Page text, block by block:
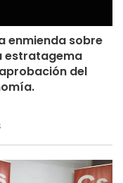
enmienda sobre
estratagema
del